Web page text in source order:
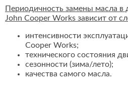
Периодичность замены масла в
John Cooper Works зависит от
интенсивности
Cooper Works;
технического состояния
сезонности (зима/лето);
качества самого масла.